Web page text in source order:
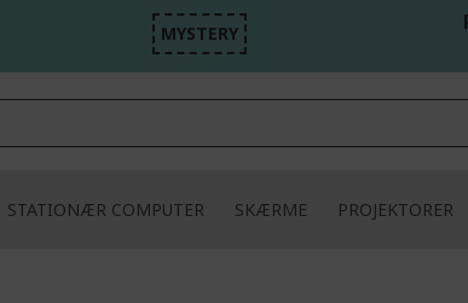
MYSTERY
STATIONÆR COMPUTER SKÆRME PROJEKTORER